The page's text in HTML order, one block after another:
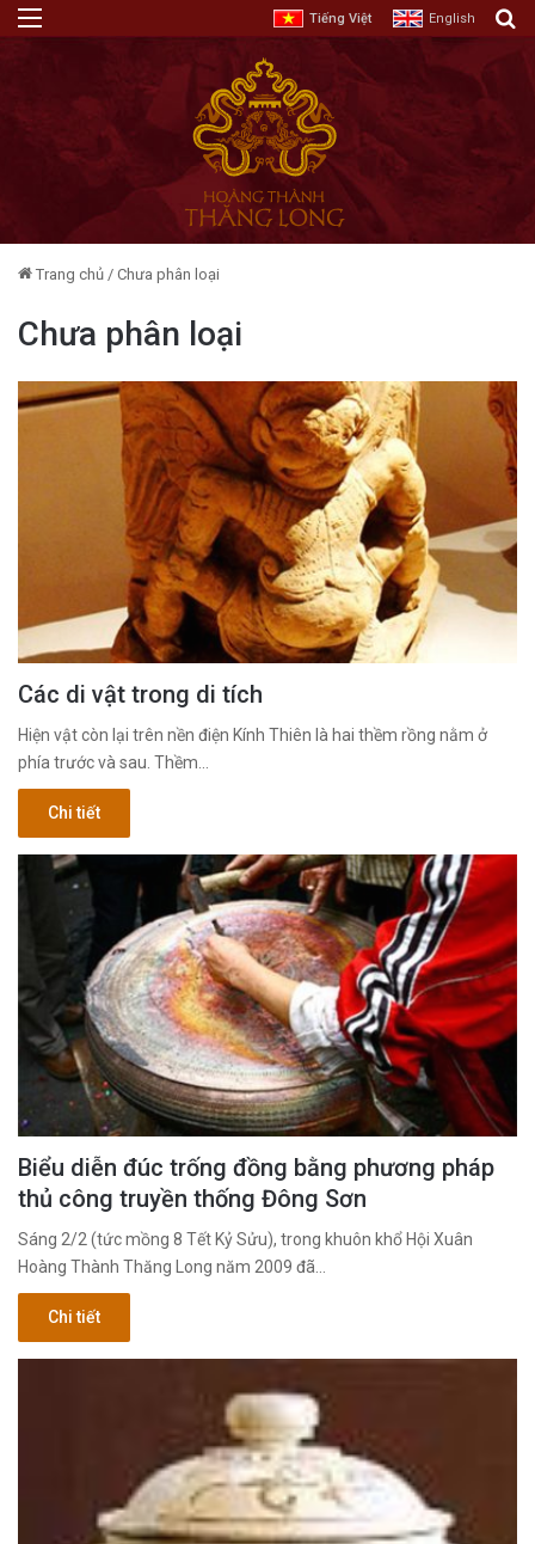
Tiếng Việt English
Trang chủ / Chưa phân loại
Chưa phân loại
Các di vật trong di tích
Hiện vật còn lại trên nền điện Kính Thiên là hai thềm rồng nằm ở
phía trước và sau. Thềm…
Chi tiết
Biểu diễn đúc trống đồng bằng phương pháp
thủ công truyền thống Đông Sơn
Sáng 2/2 (tức mồng 8 Tết Kỷ Sửu), trong khuôn khổ Hội Xuân
Hoàng Thành Thăng Long năm 2009 đã…
Chi tiết